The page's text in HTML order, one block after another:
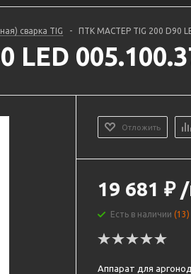
сварка TIG - ПТК МАСТЕР TIG 200 D90
Отложить
19 681 ₽
Есть в наличии(13)
Аппарат для